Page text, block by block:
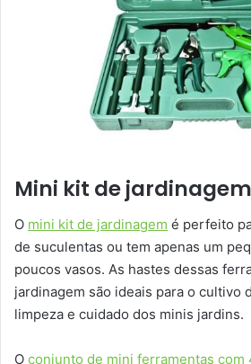
Mini kit de jardinagem
O mini kit de jardinagem é perfeito
de suculentas ou tem apenas um
poucos vasos. As hastes dessas
jardinagem são ideais para o cultivo
limpeza e cuidado dos minis jardins.
O conjunto de mini ferramentas com